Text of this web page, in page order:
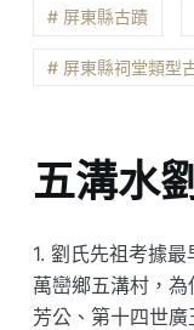
# 屏東縣古蹟
# 屏東縣祠堂類型
五溝水
1. 劉氏先祖考據
萬巒鄉五溝村，
芳公、第十四世